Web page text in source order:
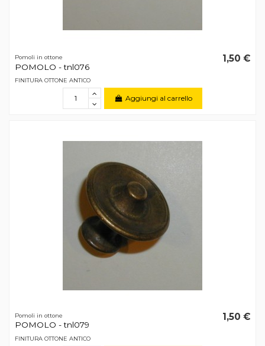
Pomoli in ottone
POMOLO - tnl076
1,50 €
FINITURA OTTONE ANTICO
Aggiungi al carrello
Pomoli in ottone
POMOLO - tnl079
1,50 €
FINITURA OTTONE ANTICO